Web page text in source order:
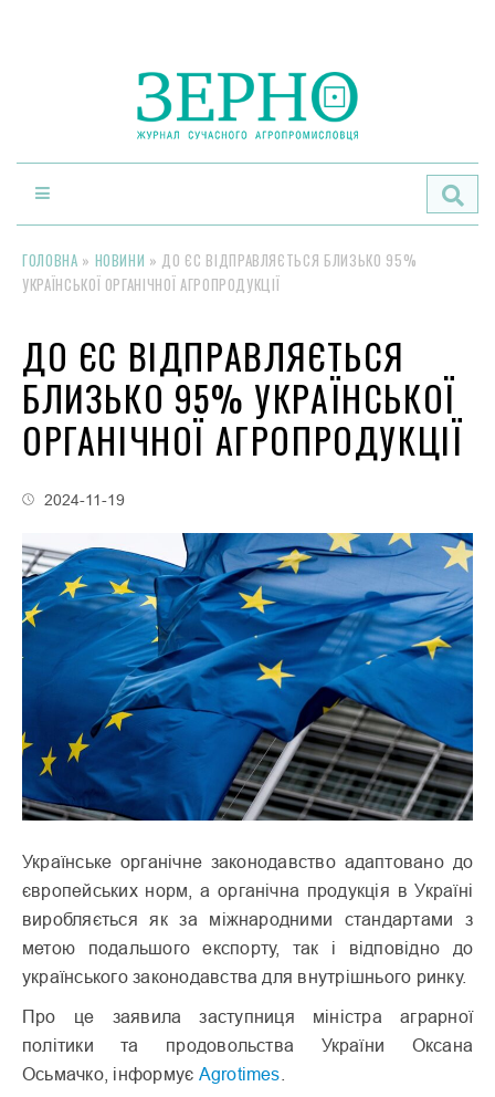
ГОЛОВНА » НОВИНИ » ДО ЄС ВІДПРАВЛЯЄТЬСЯ БЛИЗЬКО 95%
УКРАЇНСЬКОЇ ОРГАНІЧНОЇ АГРОПРОДУКЦІЇ
ДО ЄС ВІДПРАВЛЯЄТЬСЯ
БЛИЗЬКО 95% УКРАЇНСЬКОЇ
ОРГАНІЧНОЇ АГРОПРОДУКЦІЇ
2024-11-19
Українське органічне законодавство адаптовано до
європейських норм, а органічна продукція в Україні
виробляється як за міжнародними стандартами з
метою подальшого експорту, так і відповідно до
українського законодавства для внутрішнього ринку.
Про це заявила заступниця міністра аграрної
політики та продовольства України Оксана
Осьмачко, інформує Agrotimes